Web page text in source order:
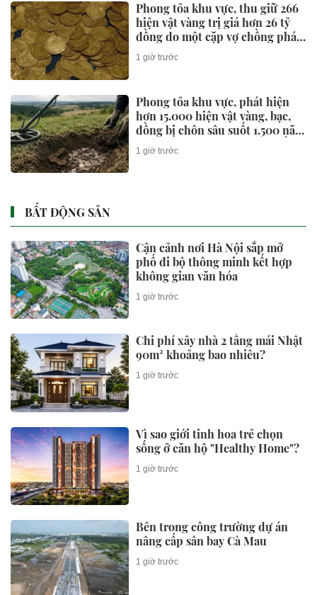
Phong tỏa khu vực, thu giữ 266
hiện vật vàng trị giá hơn 26 tỷ
đồng do một cặp vợ chồng phát
hiện khi thay sàn nhà
1 giờ trước
Phong tỏa khu vực, phát hiện
hơn 15.000 hiện vật vàng, bạc,
đồng bị chôn sâu suốt 1.500 năm
- giá trị tương đương 63 tỷ đồng
1 giờ trước
BẤT ĐỘNG SẢN
Cận cảnh nơi Hà Nội sắp mở
phố đi bộ thông minh kết hợp
không gian văn hóa
1 giờ trước
Chi phí xây nhà 2 tầng mái Nhật
90m² khoảng bao nhiêu?
1 giờ trước
Vì sao giới tinh hoa trẻ chọn
sống ở căn hộ "Healthy Home"?
1 giờ trước
Bên trong công trường dự án
nâng cấp sân bay Cà Mau
1 giờ trước